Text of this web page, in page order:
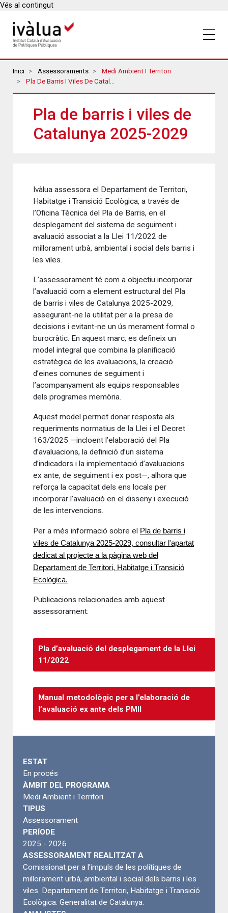
Vés al contingut
Breadcrumbs
Inici Assessoraments
Medi Ambient I Territori
Pla De Barris I Viles De Catalunya 2025-2029
Pla de barris i viles de
Catalunya 2025-2029
Ivàlua assessora el Departament de Territori,
Habitatge i Transició Ecològica, a través de
l’Oficina Tècnica del Pla de Barris, en el
desplegament del sistema de seguiment i
avaluació associat a la Llei 11/2022 de
millorament urbà, ambiental i social dels barris i
les viles.
L’assessorament té com a objectiu incorporar
l’avaluació com a element estructural del Pla
de barris i viles de Catalunya 2025-2029,
assegurant-ne la utilitat per a la presa de
decisions i evitant-ne un ús merament formal o
burocràtic. En aquest marc, es defineix un
model integral que combina la planificació
estratègica de les avaluacions, la creació
d’eines comunes de seguiment i
l’acompanyament als equips responsables
dels programes memòria.
Aquest model permet donar resposta als
requeriments normatius de la Llei i el Decret
163/2025 —incloent l’elaboració del Pla
d’avaluacions, la definició d’un sistema
d’indicadors i la implementació d’avaluacions
ex ante, de seguiment i ex post—, alhora que
reforça la capacitat dels ens locals per
incorporar l’avaluació en el disseny i execució
de les intervencions.
Per a més informació sobre el Pla de barris i
viles de Catalunya 2025-2029, consultar l'apartat
dedicat al projecte a la pàgina web del
Departament de Territori, Habitatge i Transició
Ecològica.
Publicacions relacionades amb aquest
assessorament:
Pla d’avaluació del desplegament de la Llei
11/2022
Manual metodològic per a l’elaboració de
l’avaluació ex ante dels PMII
ESTAT
En procés
ÀMBIT DEL PROGRAMA
Medi Ambient i Territori
TIPUS
Assessorament
PERÍODE
2025 - 2026
ASSESSORAMENT REALITZAT A
Comissionat per a l’impuls de les polítiques de
millorament urbà, ambiental i social dels barris i les
viles. Departament de Territori, Habitatge i Transició
Ecològica. Generalitat de Catalunya.